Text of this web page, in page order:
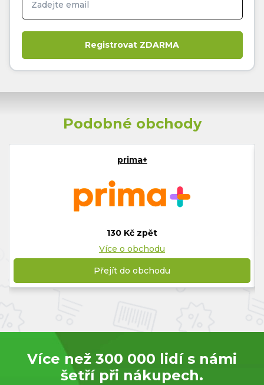
Podobné obchody
prima+
130 Kč zpět
Více o obchodu
Přejít do obchodu
Více než 300 000 lidí s námi
šetří při nákupech.